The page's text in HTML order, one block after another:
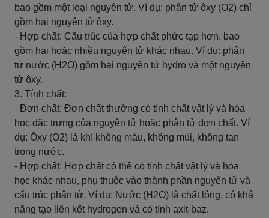
bao gồm một loại nguyên tử. Ví dụ: phân tử ôxy (O2) chỉ
gồm hai nguyên tử ôxy.
- Hợp chất: Cấu trúc của hợp chất phức tạp hơn, bao
gồm hai hoặc nhiều nguyên tử khác nhau. Ví dụ: phân
tử nước (H2O) gồm hai nguyên tử hydro và một nguyên
tử ôxy.
3. Tính chất:
- Đơn chất: Đơn chất thường có tính chất vật lý và hóa
học đặc trưng của nguyên tử hoặc phân tử đơn chất. Ví
dụ: Ôxy (O2) là khí không màu, không mùi, không tan
trong nước.
- Hợp chất: Hợp chất có thể có tính chất vật lý và hóa
học khác nhau, phụ thuộc vào thành phần nguyên tử và
cấu trúc phân tử. Ví dụ: Nước (H2O) là chất lỏng, có khả
năng tạo liên kết hydrogen và có tính axit-baz.